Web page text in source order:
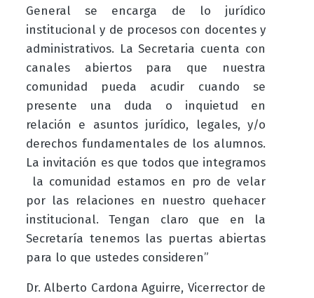
General se encarga de lo jurídico
institucional y de procesos con docentes y
administrativos. La Secretaria cuenta con
canales abiertos para que nuestra
comunidad pueda acudir cuando se
presente una duda o inquietud en
relación e asuntos jurídico, legales, y/o
derechos fundamentales de los alumnos.
La invitación es que todos que integramos
la comunidad estamos en pro de velar
por las relaciones en nuestro quehacer
institucional. Tengan claro que en la
Secretaría tenemos las puertas abiertas
para lo que ustedes consideren”
Dr. Alberto Cardona Aguirre, Vicerrector de